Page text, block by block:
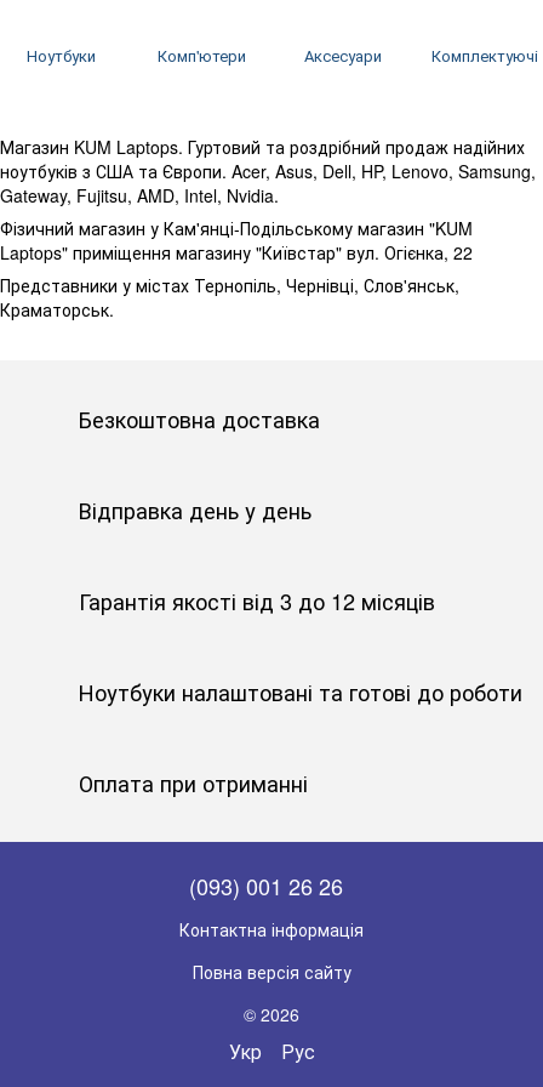
Ноутбуки Комп'ютери Аксесуари Комплектуючі
Магазин KUM Laptops. Гуртовий та роздрібний продаж надійних
ноутбуків з США та Європи. Acer, Asus, Dell, HP, Lenovo, Samsung,
Gateway, Fujitsu, AMD, Intel, Nvidia.
Фізичний магазин у Кам'янці-Подільському магазин "KUM
Laptops" приміщення магазину "Київстар" вул. Огієнка, 22
Представники у містах Тернопіль, Чернівці, Слов'янськ,
Краматорськ.
Безкоштовна доставка
Відправка день у день
Гарантія якості від 3 до 12 місяців
Ноутбуки налаштовані та готові до роботи
Оплата при отриманні
(093) 001 26 26
Контактна інформація
Повна версія сайту
© 2026
Укр Рус